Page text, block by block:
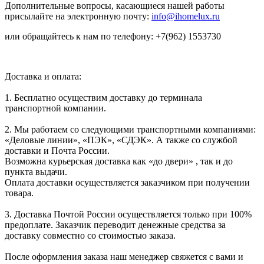
Дополнительные вопросы, касающиеся нашей работы
присылайте на электронную почту: info@ihomelux.ru
или обращайтесь к нам по телефону: +7(962) 1553730
Доставка и оплата:
1. Бесплатно осуществим доставку до терминала
транспортной компании.
2. Мы работаем со следующими транспортными компаниями:
«Деловые линии», «ПЭК», «СДЭК». А также со службой
доставки и Почта России.
Возможна курьерская доставка как «до двери» , так и до
пункта выдачи.
Оплата доставки осуществляется заказчиком при получении
товара.
3. Доставка Почтой России осуществляется только при 100%
предоплате. Заказчик переводит денежные средства за
доставку совместно со стоимостью заказа.
После оформления заказа наш менеджер свяжется с вами и